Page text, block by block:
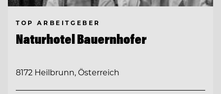
TOP ARBEITGEBER
Naturhotel Bauernhofer
8172 Heilbrunn, Österreich